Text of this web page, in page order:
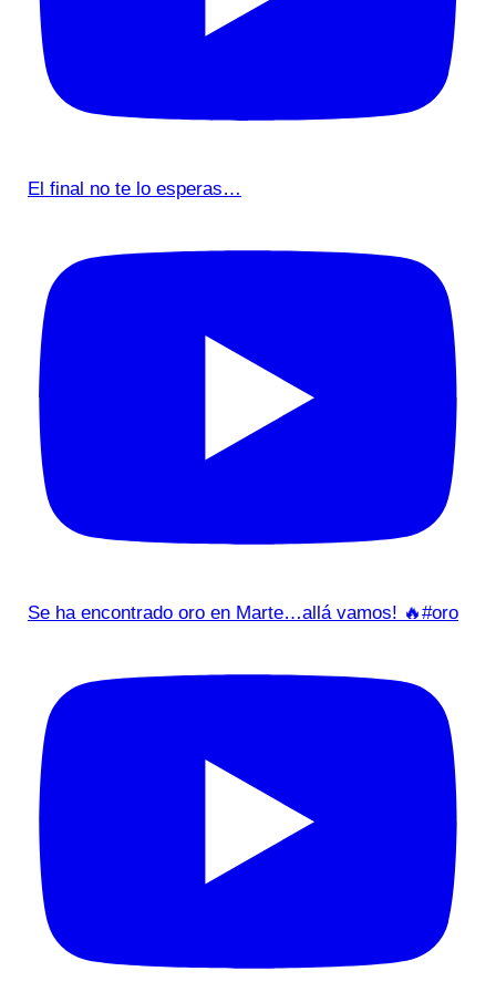
El final no te lo esperas…
Se ha encontrado oro en Marte…allá vamos! 🔥#oro